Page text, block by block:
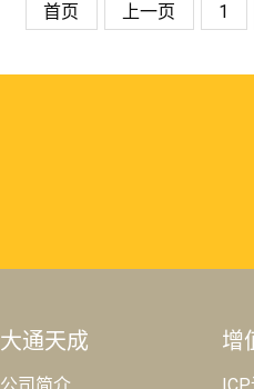
首页 上一页 1
大通天成 增